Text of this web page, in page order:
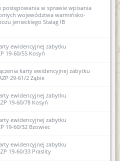
karty ewidencyjnej
do Wojewódzkiej
18-61/41 Stryjkowo
karty ewidencyjnej
do Wojewódzkiej
18-61/39 Stryjkowo
karty ewidencyjnej
do Wojewódzkiej
61/40 Stryjkowo
karty ewidencyjnej
do Wojewódzkiej
18-61/33 Stryjkowo
karty ewidencyjnej
do Wojewódzkiej
18-61/36 Stryjkowo
postępowania w sprawie wpisania
województwa warmińsko-
jenieckiego Stalag IB
ewidencyjnej zabytku
19-60/55 Kosyń
karty ewidencyjnej zabytku
29-61/2 Ząbie
ewidencyjnej zabytku
19-60/78 Kosyń
ewidencyjnej zabytku
19-60/32 Bzowiec
ewidencyjnej zabytku
19-60/33 Praslity